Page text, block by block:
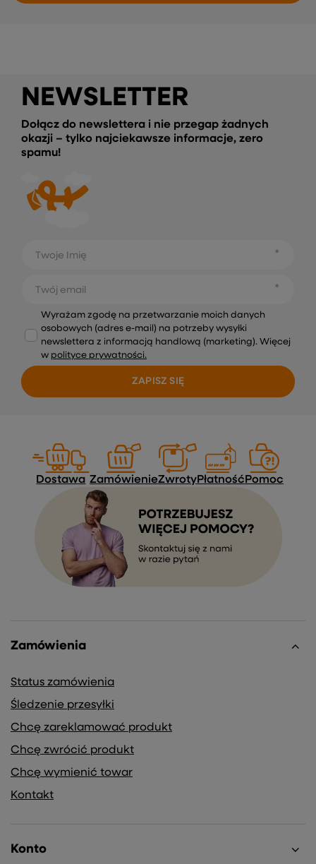
NEWSLETTER
Dołącz do newslettera i nie przegap żadnych
okazji – tylko najciekawsze informacje, zero
spamu!
Twoje Imię
Twój email
Wyrażam zgodę na przetwarzanie moich danych
osobowych (adres e-mail) na potrzeby wysyłki
newslettera z informacją handlową (marketing). Więcej
w polityce prywatności.
ZAPISZ SIĘ
Dostawa ZamówienieZwrotyPłatność Pomoc
Zamówienia
Status zamówienia
Śledzenie przesyłki
Chcę zareklamować produkt
Chcę zwrócić produkt
Chcę wymienić towar
Kontakt
Konto